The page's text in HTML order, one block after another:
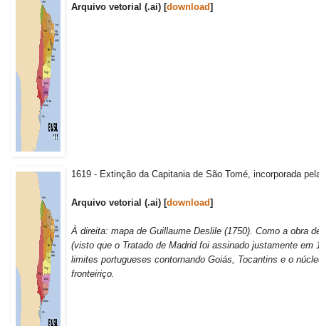
Arquivo vetorial (.ai) [download]
1619 - Extinção da Capitania de São Tomé, incorporada
Arquivo vetorial (.ai) [download]
À direita: mapa de Guillaume Deslile (1750). Como a obra
(visto que o Tratado de Madrid foi assinado justamente
limites portugueses contornando Goiás, Tocantins e o
fronteiriço.